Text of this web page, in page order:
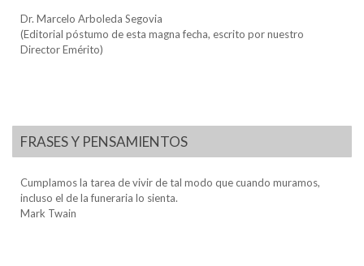
Dr. Marcelo Arboleda Segovia
(Editorial póstumo de esta magna fecha, escrito por nuestro
Director Emérito)
FRASES Y PENSAMIENTOS
Cumplamos la tarea de vivir de tal modo que cuando muramos,
incluso el de la funeraria lo sienta.
Mark Twain